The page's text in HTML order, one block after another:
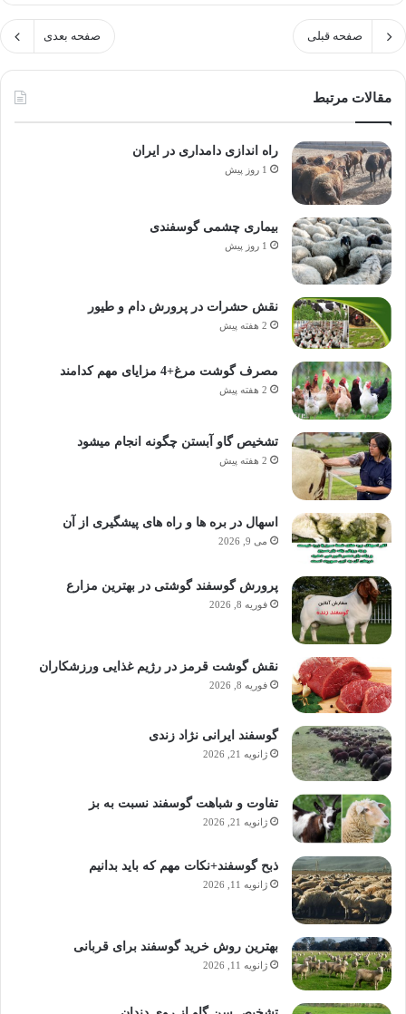
صفحه قبلی صفحه بعدی
مقالات مرتبط
راه اندازی دامداری در ایران
1 روز پیش
بیماری چشمی گوسفندی
1 روز پیش
نقش حشرات در پرورش دام و طیور
2 هفته پیش
مصرف گوشت مرغ+4 مزایای مهم کدامند
2 هفته پیش
تشخیص گاو آبستن چگونه انجام میشود
2 هفته پیش
اسهال در بره ها و راه های پیشگیری از آن
می 9, 2026
پرورش گوسفند گوشتی در بهترین مزارع
فوریه 8, 2026
نقش گوشت قرمز در رژیم غذایی ورزشکاران
فوریه 8, 2026
گوسفند ایرانی نژاد زندی
ژانویه 21, 2026
تفاوت و شباهت گوسفند نسبت به بز
ژانویه 21, 2026
ذبح گوسفند+نکات مهم که باید بدانیم
ژانویه 11, 2026
بهترین روش خرید گوسفند برای قربانی
ژانویه 11, 2026